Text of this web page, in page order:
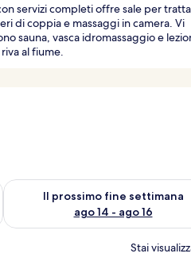
servizi completi offre sale per
di coppia e massaggi in camera. Vi
sauna, vasca idromassaggio e
al fiume.
ago 7 - ago 9
Il prossimo fine settimana
ago 14 - ago 16
Verifica la disponibilità per il
Stai